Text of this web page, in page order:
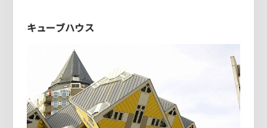
キューブハウス